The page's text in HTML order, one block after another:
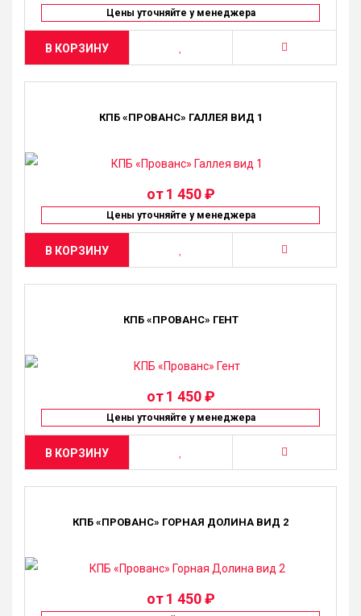
Цены уточняйте у менеджера
В КОРЗИНУ
КПБ «ПРОВАНС» ГАЛЛЕЯ ВИД 1
от 1 450 ₽
Цены уточняйте у менеджера
В КОРЗИНУ
КПБ «ПРОВАНС» ГЕНТ
от 1 450 ₽
Цены уточняйте у менеджера
В КОРЗИНУ
КПБ «ПРОВАНС» ГОРНАЯ ДОЛИНА ВИД 2
от 1 450 ₽